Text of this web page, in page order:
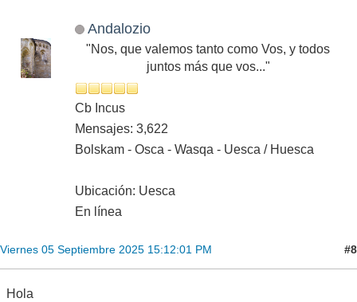
Andalozio
"Nos, que valemos tanto como Vos, y todos
juntos más que vos..."
Cb Incus
Mensajes: 3,622
Bolskam - Osca - Wasqa - Uesca / Huesca
Ubicación: Uesca
En línea
Viernes 05 Septiembre 2025 15:12:01 PM #8
Hola